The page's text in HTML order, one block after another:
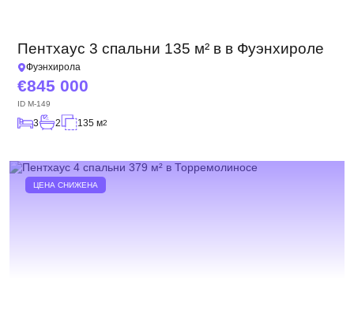
Пентхаус 3 спальни 135 м² в в Фуэнхироле
Фуэнхирола
845 000
ID M-149
3 2 135 м2
ЦЕНА СНИЖЕНА